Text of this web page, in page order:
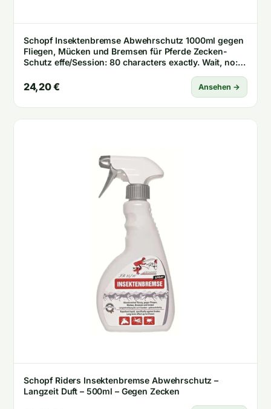
Schopf Insektenbremse Abwehrschutz 1000ml gegen
Fliegen, Mücken und Bremsen für Pferde Zecken-
Schutz effe/Session: 80 characters exactly. Wait, no:
ensure: „Schopf Insektenbremse Abwehrschutz
1000ml
24,20 € Ansehen →
Schopf Riders Insektenbremse Abwehrschutz –
Langzeit Duft – 500ml – Gegen Zecken